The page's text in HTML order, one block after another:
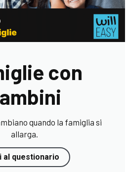
con
quando la famiglia si
allarga.
al questionario